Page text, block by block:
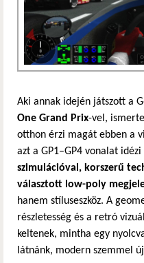
Aki annak idején játszott a
One Grand Prix-vel,
otthon érzi magát ebben a
azt a GP1–GP4 vonalat
szimulációval, korszerű
választott low-poly
hanem stíluseszköz. A
részletesség és a retró
keltenek, mintha egy
látnánk, modern szemmel